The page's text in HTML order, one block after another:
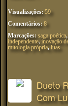
Visualizações: 59
Comentários: 8
Marcações: saga poética,
independente, inovação
mitologia própria, luas
Dueto
Com